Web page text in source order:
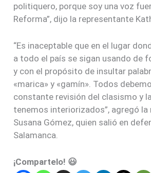
politiquero, porque soy una voz
Reforma”, dijo la representante
“Es inaceptable que en el lugar
a todo el país se sigan usando de
y con el propósito de insultar
«marica» y «gamín». Todos
constante revisión del clasismo y
tenemos interiorizados”, agregó
Susana Gómez, quien salió en
Salamanca.
¡Compartelo! 😃